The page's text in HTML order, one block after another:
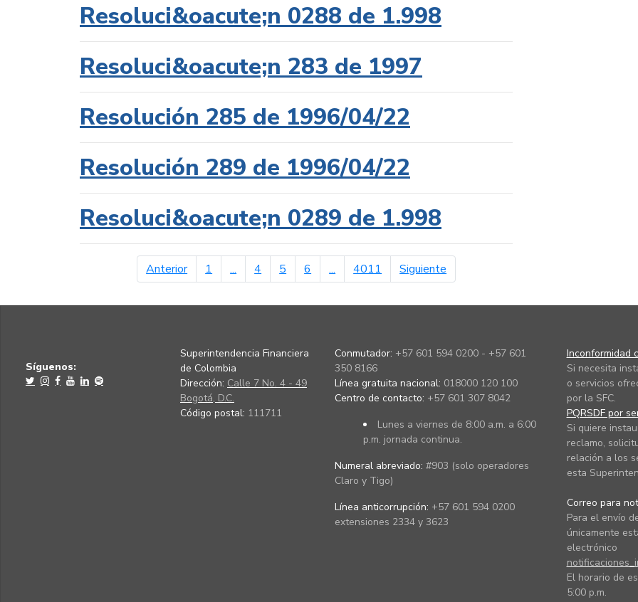
Resoluci&oacute;n 0288 de 1.998
Resoluci&oacute;n 283 de 1997
Resolución 285 de 1996/04/22
Resolución 289 de 1996/04/22
Resoluci&oacute;n 0289 de 1.998
Anteriorpágina anterior
1 ... 4 5 6 ... 4011 Siguiente
Síguenos:
Superintendencia Financiera
de Colombia
Dirección: Calle 7 No. 4 - 49
Bogotá, D.C.
Código postal: 111711
Conmutador: +57 601 594 0200 - +57 601
350 8166
Línea gratuita nacional: 018000 120 100
Centro de contacto: +57 601 307 8042
Lunes a viernes de 8:00 a.m. a 6:00
p.m. jornada continua.
Numeral abreviado: #903 (solo operadores
Claro y Tigo)
Línea anticorrupción: +57 601 594 0200
extensiones 2334 y 3623
Inconformidad
Si necesita
o servicios
por la SFC.
PQRSDF por
Si quiere
reclamo,
relación a los
esta
Correo para
Para el envío
únicamente
electrónico
El horario de
5:00 p.m.